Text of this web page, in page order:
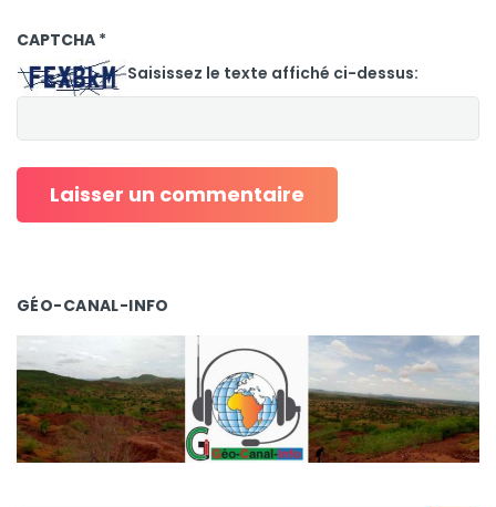
CAPTCHA *
Saisissez le texte affiché ci-dessus:
GÉO-CANAL-INFO